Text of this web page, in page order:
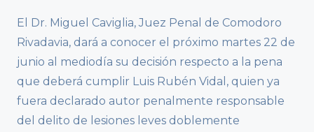
El Dr. Miguel Caviglia, Juez Penal de Comodoro
Rivadavia, dará a conocer el próximo martes 22 de
junio al mediodía su decisión respecto a la pena
que deberá cumplir Luis Rubén Vidal, quien ya
fuera declarado autor penalmente responsable
del delito de lesiones leves doblemente